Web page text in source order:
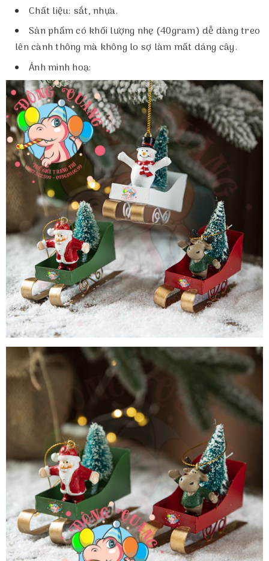
Chất liệu: sắt, nhựa.
Sản phẩm có khối lượng nhẹ (40gram) dễ dàng treo
lên cành thông mà không lo sợ làm mất dáng cây.
Ảnh minh hoạ: